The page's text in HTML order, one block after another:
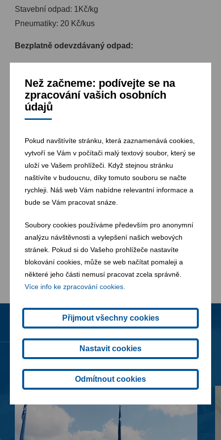
Než začneme: podívejte se na
zpracování vašich osobních
údajů
Pokud navštívíte stránku, která zaznamenává cookies,
vytvoří se Vám v počítači malý textový soubor, který se
uloží ve Vašem prohlížeči. Když stejnou stránku
naštívíte v budoucnu, díky tomuto souboru se načte
rychleji. Náš web Vám nabídne relevantní informace a
bude se Vám pracovat snáze.
Soubory cookies používáme především pro anonymní
analýzu návštěvnosti a vylepšení našich webových
stránek. Pokud si do Vašeho prohlížeče nastavíte
blokování cookies, může se web načítat pomaleji a
některé jeho části nemusí pracovat zcela správně.
Více info ke zpracování cookies.
Přijmout všechny cookies
Nastavit cookies
Odmítnout cookies
Stavební odpad: 1Kč/kg
Pneumatiky: 20 Kč/kus
Bezplatně odevzdávaný odpad:
podlahové krytiny, apod.)
Dřevěný odpad (nábytek )
Odpad z údržby zeleně (tráva, větve, listí)
(TetraPack)
Vyřazená elektrozařízení jako mikrovlnné trouby,
fény, televizory, PC a výpočetní technika, chladničky
či pračky
Zářivky, výbojky, akumulátorové baterie a
monočlánky
nebo olejů, filtrační materiály; jedlý olej a tuk
Textilní odpad (oblečení, boty )
Novinky Všechny novinky